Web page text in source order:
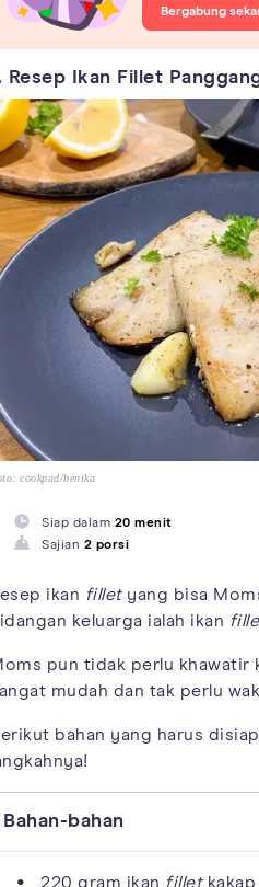
Bergabung
Resep Ikan Fillet
cookpad/benika
Siap dalam 20 menit
Sajian 2 porsi
ikan filletyang bisa
keluarga ialah ikan
pun tidak perlu khawatir
mudah dan tak perlu
bahan yang harus
Bahan-bahan
220 gram ikan filletkakap